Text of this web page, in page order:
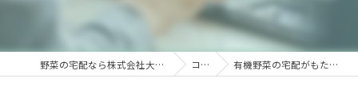
野菜の宅配なら株式会社大阪愛農食品センター コラム 有機野菜の宅配がもたらす環境への恩恵